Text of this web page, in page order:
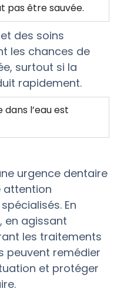
pas être sauvée.
des soins
les chances de
surtout si la
rapidement.
l’eau est
urgence dentaire
attention
En
en agissant
les traitements
peuvent remédier
et protéger